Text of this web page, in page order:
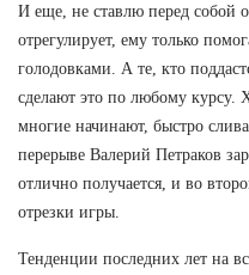
И еще, не ставлю перед собой
отрегулирует, ему только
голодовками. А те, кто
сделают это по любому курсу.
многие начинают, быстро
перерыве Валерий Петраков
отлично получается, и во
отрезки игры.
Тенденции последних лет на